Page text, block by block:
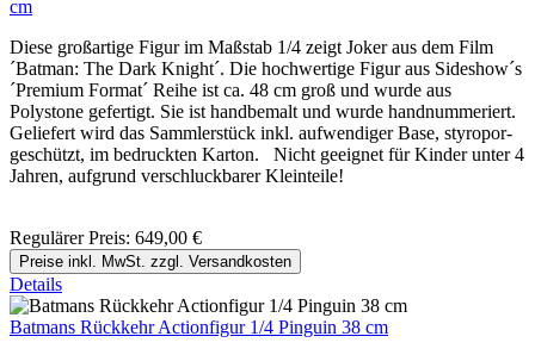
cm
Diese großartige Figur im Maßstab 1/4 zeigt Joker aus dem Film
´Batman: The Dark Knight´. Die hochwertige Figur aus Sideshow´s
´Premium Format´ Reihe ist ca. 48 cm groß und wurde aus
Polystone gefertigt. Sie ist handbemalt und wurde handnummeriert.
Geliefert wird das Sammlerstück inkl. aufwendiger Base, styropor-
geschützt, im bedruckten Karton. Nicht geeignet für Kinder unter 4
Jahren, aufgrund verschluckbarer Kleinteile!
Regulärer Preis: 649,00 €
Preise inkl. MwSt. zzgl. Versandkosten
Details
Batmans Rückkehr Actionfigur 1/4 Pinguin 38 cm